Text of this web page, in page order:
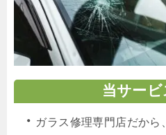
当サー
・ ガラス修理専門店だか